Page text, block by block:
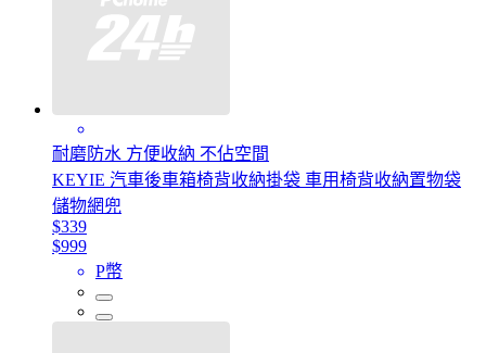
耐磨防水 方便收納 不佔空間
KEYIE 汽車後車箱椅背收納掛袋 車用椅背收納置物袋
儲物網兜
$339
$999
P幣